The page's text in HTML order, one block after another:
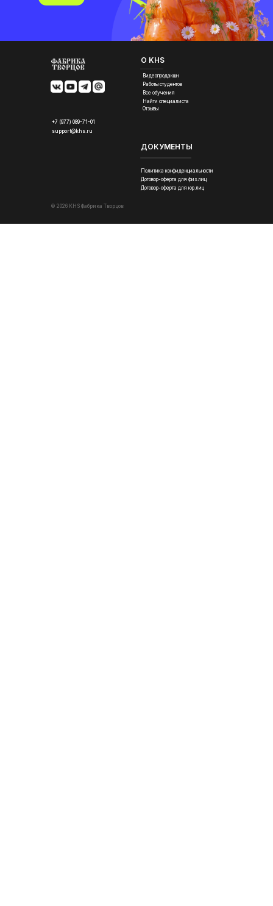
© 2026 KHS Фабрика Творцов
support@khs.ru
Договор-оферта для юр.лиц
Договор-оферта для физ.лиц
Политика конфиденциальности
ДОКУМЕНТЫ
Найти специалиста
Отзывы
Все обучения
Работы студентов
Видеопродакшн
О KHS
+7 (977) 089-71-01